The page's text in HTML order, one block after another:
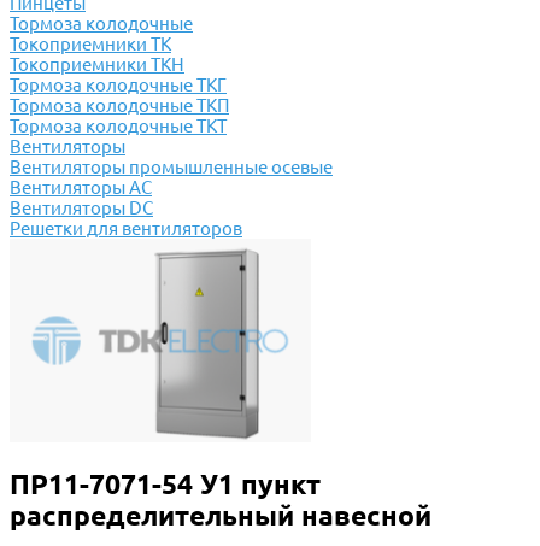
Тормоза колодочные
Токоприемники ТК
Токоприемники ТКН
Тормоза колодочные ТКГ
Тормоза колодочные ТКП
Тормоза колодочные ТКТ
Вентиляторы
Вентиляторы промышленные осевые
Вентиляторы АС
Вентиляторы DC
Решетки для вентиляторов
ПР11-7071-54 У1 пункт
распределительный навесной